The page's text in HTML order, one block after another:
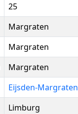
25
Margraten
Margraten
Margraten
Eijsden-Margraten
Limburg